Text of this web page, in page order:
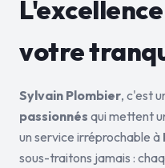
votre
Sylvain Plombier, c'est
passionnés qui mettent
un service irréprochable à
sous-traitons jamais :